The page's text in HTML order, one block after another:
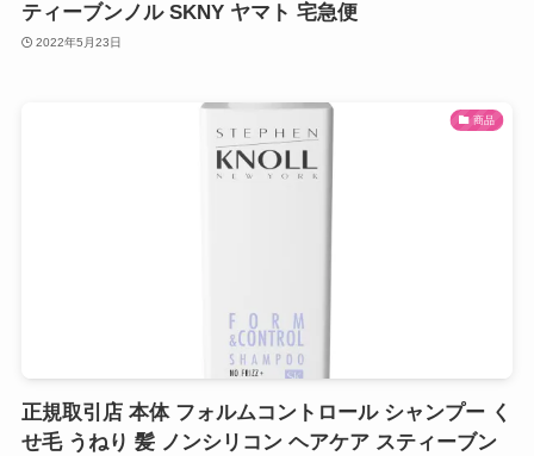
ティーブンノル SKNY ヤマト 宅急便
2022年5月23日
商品
正規取引店 本体 フォルムコントロール シャンプー く
せ毛 うねり 髪 ノンシリコン ヘアケア スティーブン